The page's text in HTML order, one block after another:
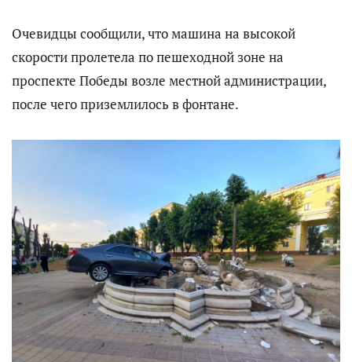
Очевидцы сообщили, что машина на высокой
скорости пролетела по пешеходной зоне на
проспекте Победы возле местной администрации,
после чего приземлилось в фонтане.